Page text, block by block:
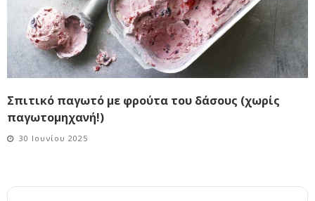
Σπιτικό παγωτό με φρούτα του δάσους (χωρίς
παγωτομηχανή!)
30 Ιουνίου 2025